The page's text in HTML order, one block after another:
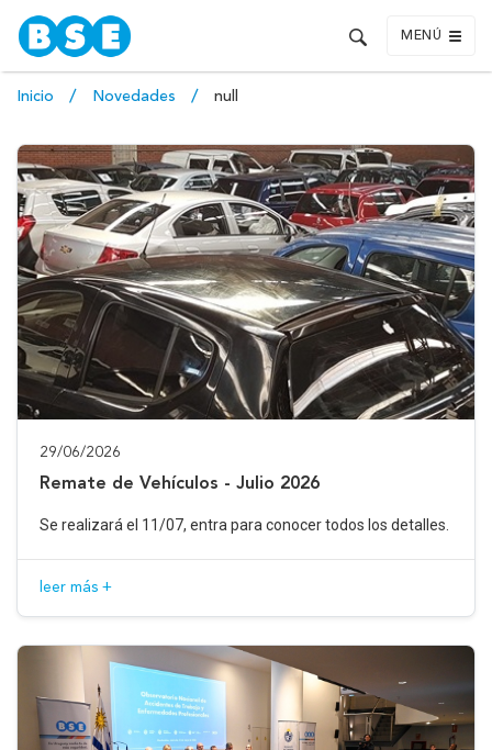
MENÚ
Inicio Novedades null
29/06/2026
Remate de Vehículos - Julio 2026
Se realizará el 11/07, entra para conocer todos los detalles.
leer más +